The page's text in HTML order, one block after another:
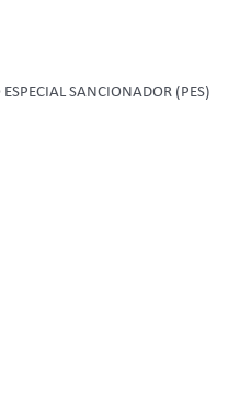
SANCIONADOR (PES)